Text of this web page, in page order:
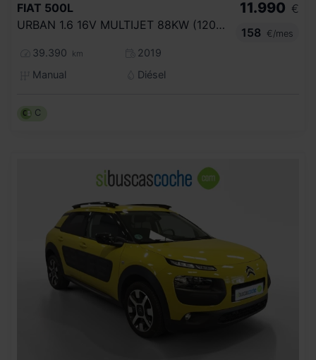
FIAT 500L
URBAN 1.6 16V MULTIJET 88KW (120CV) S
39.390 km
2019
Manual
Diésel
11.990 €
158
€/mes
C